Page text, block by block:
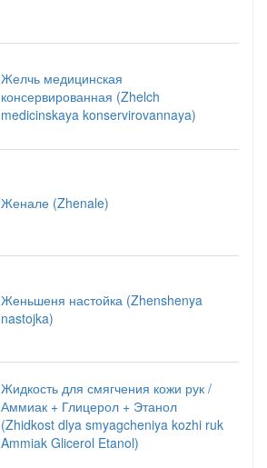
Желчь медицинская
консервированная (Zhelch
medicinskaya konservirovannaya)
Женале (Zhenale)
Женьшеня настойка (Zhenshenya
nastojka)
Жидкость для смягчения кожи рук /
Аммиак + Глицерол + Этанол
(Zhidkost dlya smyagcheniya kozhi ruk
Ammiak Glicerol Etanol)